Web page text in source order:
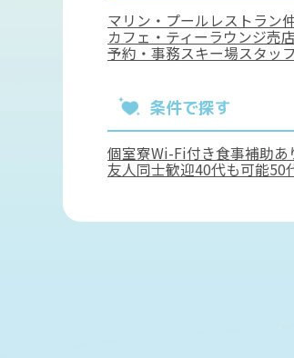
マリン・プールレストラン
カフェ・ティーラウンジ売
予約・事務スキー場スタッフ
条件で探す
個室寮Wi-Fi付き食事補助あ
友人同士歓迎40代も可能50